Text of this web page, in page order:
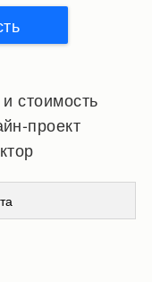
стоимость
проект